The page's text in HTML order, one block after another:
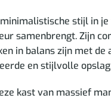
stijl in
samenbrengt. Zijn
in balans zijn met
en stijlvolle
kast van massief